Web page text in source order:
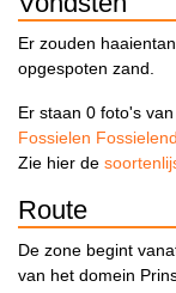
Er zouden
opgespoten zand.
Er staan 0 foto's
Fossielen
Zie hier de
Route
De zone begint
van het domein